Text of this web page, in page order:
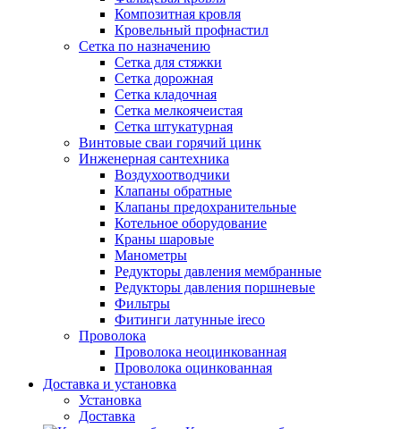
Композитная кровля
Кровельный профнастил
Сетка по назначению
Сетка для стяжки
Сетка дорожная
Сетка кладочная
Сетка мелкоячеистая
Сетка штукатурная
Винтовые сваи горячий цинк
Инженерная сантехника
Воздухоотводчики
Клапаны обратные
Клапаны предохранительные
Котельное оборудование
Краны шаровые
Манометры
Редукторы давления мембранные
Редукторы давления поршневые
Фильтры
Фитинги латунные ireco
Проволока
Проволока неоцинкованная
Проволока оцинкованная
Доставка и установка
Установка
Доставка